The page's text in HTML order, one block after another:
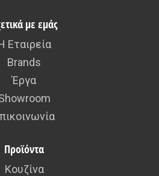
με εμάς
Εταιρεία
Brands
Έργα
Προϊόντα
Κουζίνα